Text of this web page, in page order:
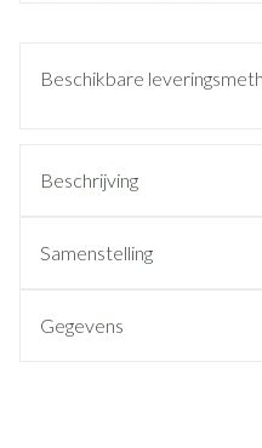
Beschikbare
Beschrijving
Samenstelling
Gegevens